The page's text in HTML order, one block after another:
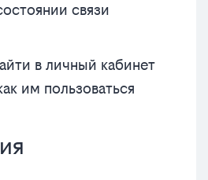
связи
в личный кабинет
им пользоваться